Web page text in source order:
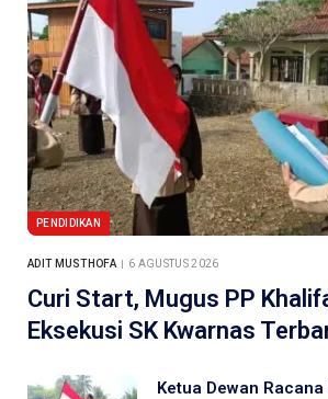
PENDIDIKAN
ADIT MUSTHOFA 6 AGUSTUS 2026
Curi Start, Mugus PP
Eksekusi SK Kwarnas
Ketua Dewan